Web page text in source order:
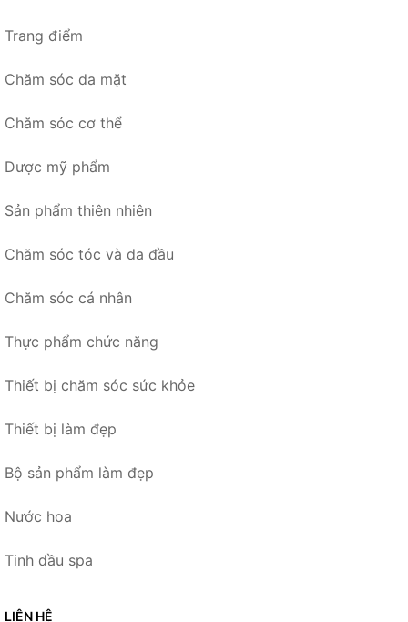
Trang điểm
Chăm sóc da mặt
Chăm sóc cơ thể
Dược mỹ phẩm
Sản phẩm thiên nhiên
Chăm sóc tóc và da đầu
Chăm sóc cá nhân
Thực phẩm chức năng
Thiết bị chăm sóc sức khỏe
Thiết bị làm đẹp
Bộ sản phẩm làm đẹp
Nước hoa
Tinh dầu spa
LIÊN HỆ